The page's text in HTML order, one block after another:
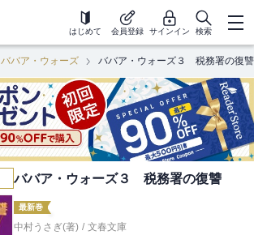
はじめて 会員登録 サインイン 検索
ババア・ウォーズ ババア・ウォーズ３ 税務署の復讐
ババア・ウォーズ３ 税務署の復讐
最新巻
中村うさぎ(著) / 文春文庫